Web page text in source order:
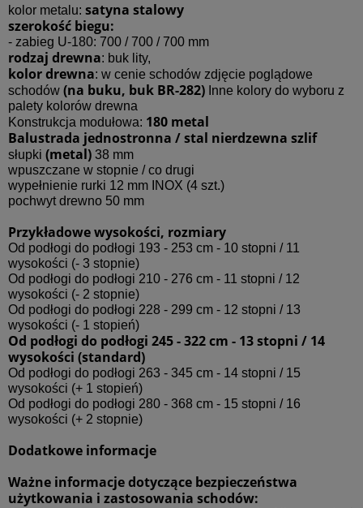
kolor metalu: satyna stalowy
szerokość biegu:
- zabieg U-180: 700 / 700 / 700 mm
rodzaj drewna: buk lity,
kolor drewna: w cenie schodów zdjęcie poglądowe
schodów (na buku, buk BR-282) Inne kolory do wyboru z
palety kolorów drewna
Konstrukcja modułowa: 180 metal
Balustrada jednostronna / stal nierdzewna szlif
słupki (metal) 38 mm
wpuszczane w stopnie / co drugi
wypełnienie rurki 12 mm INOX (4 szt.)
pochwyt drewno 50 mm
Przykładowe wysokości, rozmiary
Od podłogi do podłogi 193 - 253 cm - 10 stopni / 11
wysokości (- 3 stopnie)
Od podłogi do podłogi 210 - 276 cm - 11 stopni / 12
wysokości (- 2 stopnie)
Od podłogi do podłogi 228 - 299 cm - 12 stopni / 13
wysokości (- 1 stopień)
Od podłogi do podłogi 245 - 322 cm - 13 stopni / 14
wysokości (standard)
Od podłogi do podłogi 263 - 345 cm - 14 stopni / 15
wysokości (+ 1 stopień)
Od podłogi do podłogi 280 - 368 cm - 15 stopni / 16
wysokości (+ 2 stopnie)
Dodatkowe informacje
Ważne informacje dotyczące bezpieczeństwa
użytkowania i zastosowania schodów: